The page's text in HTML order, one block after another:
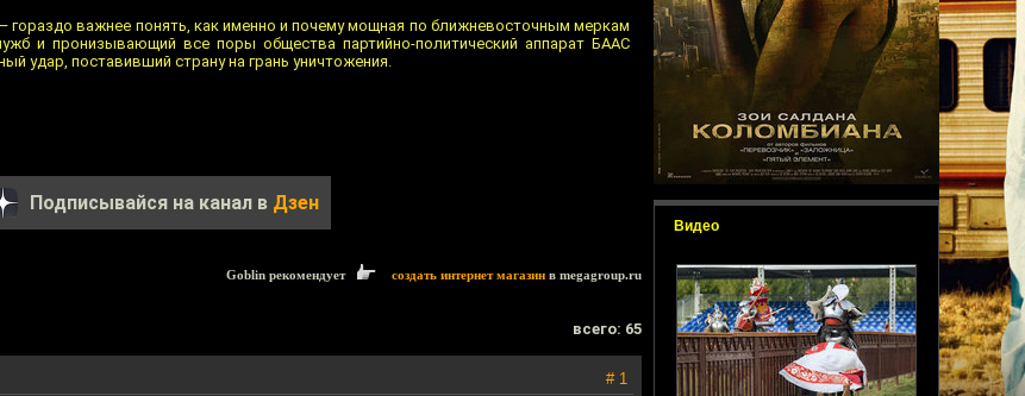
Видео
важнее понять, как именно и почему мощная по ближневосточным меркам
и пронизывающий все поры общества партийно-политический аппарат БААС
удар, поставивший страну на грань уничтожения.
Подписывайся на канал в Дзен
Goblin рекомендует создать интернет магазин в megagroup.ru
всего: 65
# 1